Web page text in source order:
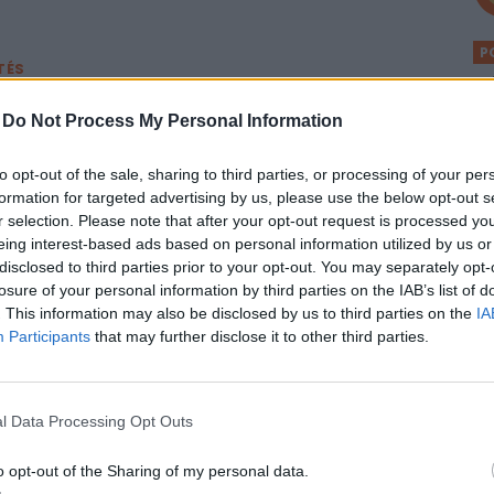
Do Not Process My Personal Information
opt-out of the sale, sharing to third parties, or processing of your
for targeted advertising by us, please use the below opt-out
selection. Please note that after your opt-out request is processed
interest-based ads based on personal information utilized by us
to third parties prior to your opt-out. You may separately
of your personal information by third parties on the IAB’s list of
This information may also be disclosed by us to third parties on the
Participants that may further disclose it to other third parties.
Data Processing Opt Outs
opt-out of the Sharing of my personal data.
dollárról van szó.
bírósági pofon Trumpnak: kimondták,
elnök csak egy ideiglenes bérlő a Fehér
állnak a több száz éves falak.
új főtanácsadót kapott, miközben egyre
a feszültség az USA-ban
A
A